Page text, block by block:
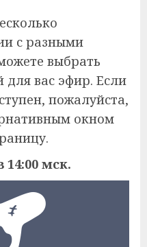
с разными
выбрать
вас эфир. Если
пожалуйста,
окном
мск.